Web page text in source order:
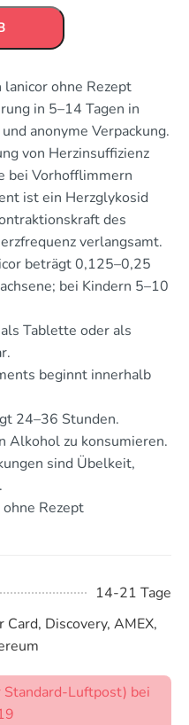
ohne Rezept
in 5–14 Tagen in
anonyme Verpackung.
von Herzinsuffizienz
bei Vorhofflimmern
ist ein Herzglykosid
des
verlangsamt.
beträgt 0,125–0,25
bei Kindern 5–10
Tablette oder als
beginnt innerhalb
24–36 Stunden.
Alkohol zu konsumieren.
sind Übelkeit,
Rezept
14-21 Tage
Card, Discovery, AMEX,
Luftpost) bei